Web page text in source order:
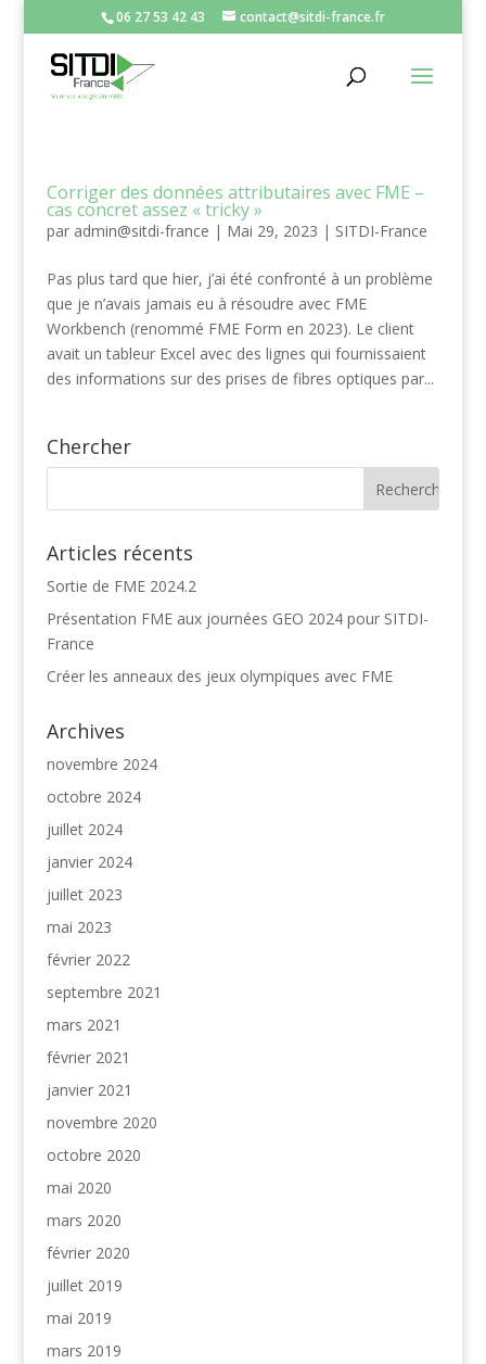
06 27 53 42 43 contact@sitdi-france.fr
Corriger des données attributaires avec FME –
cas concret assez « tricky »
par admin@sitdi-france | Mai 29, 2023 | SITDI-France
Pas plus tard que hier, j’ai été confronté à un problème
que je n’avais jamais eu à résoudre avec FME
Workbench (renommé FME Form en 2023). Le client
avait un tableur Excel avec des lignes qui fournissaient
des informations sur des prises de fibres optiques par...
Chercher
Articles récents
Sortie de FME 2024.2
Présentation FME aux journées GEO 2024 pour SITDI-
France
Créer les anneaux des jeux olympiques avec FME
Archives
novembre 2024
octobre 2024
juillet 2024
janvier 2024
juillet 2023
mai 2023
février 2022
septembre 2021
mars 2021
février 2021
janvier 2021
novembre 2020
octobre 2020
mai 2020
mars 2020
février 2020
juillet 2019
mai 2019
mars 2019